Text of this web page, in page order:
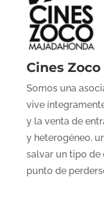
Cines
Somos una
vive
y la venta de
y heterogéneo,
salvar un tipo
punto de